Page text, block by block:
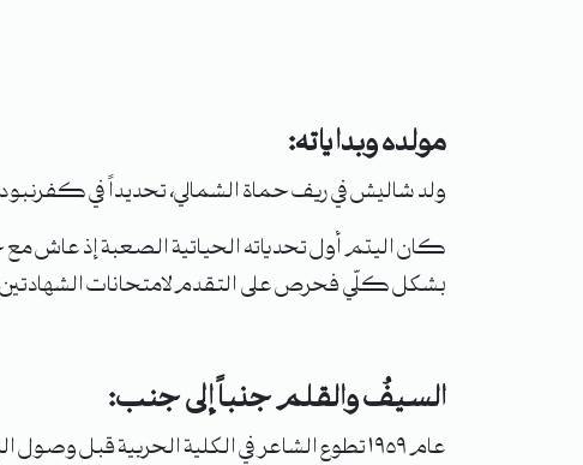
مولده وبداياته:
ولد شاليش في ريف حماة الشمالي، تحديداً في كفرنبودة،
كان اليتم أول تحدياته الحياتية الصعبة إذ عاش
بشكل كلّي فحرص على التقدم لامتحانات الشهادتين
السيفُ والقلم جنباً إلى جنب: